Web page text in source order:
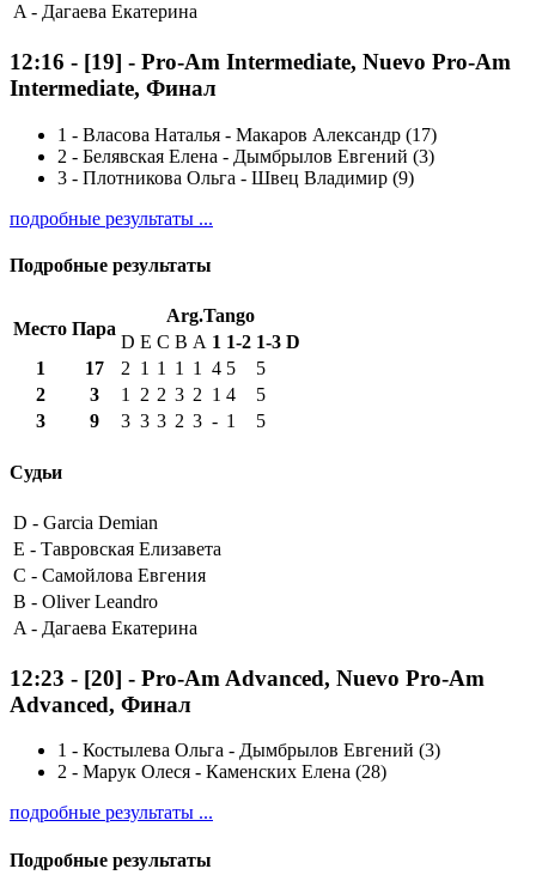
A - Дагаева Екатерина
12:16 - [19] - Pro-Am Intermediate, Nuevo Pro-Am
Intermediate, Финал
1 - Власова Наталья - Макаров Александр (17)
2 - Белявская Елена - Дымбрылов Евгений (3)
3 - Плотникова Ольга - Швец Владимир (9)
подробные результаты ...
Подробные результаты
Место Пара
Arg.Tango
D E C B A 1 1-2 1-3 D
1
17 2 1 1 1 1 4 5
5
2
3 1 2 2 3 2 1 4
5
3
9 3 3 3 2 3 - 1 5
Судьи
D - Garcia Demian
E - Тавровская Елизавета
C - Самойлова Евгения
B - Oliver Leandro
A - Дагаева Екатерина
12:23 - [20] - Pro-Am Advanced, Nuevo Pro-Am
Advanced, Финал
1 - Костылева Ольга - Дымбрылов Евгений (3)
2 - Марук Олеся - Каменских Елена (28)
подробные результаты ...
Подробные результаты